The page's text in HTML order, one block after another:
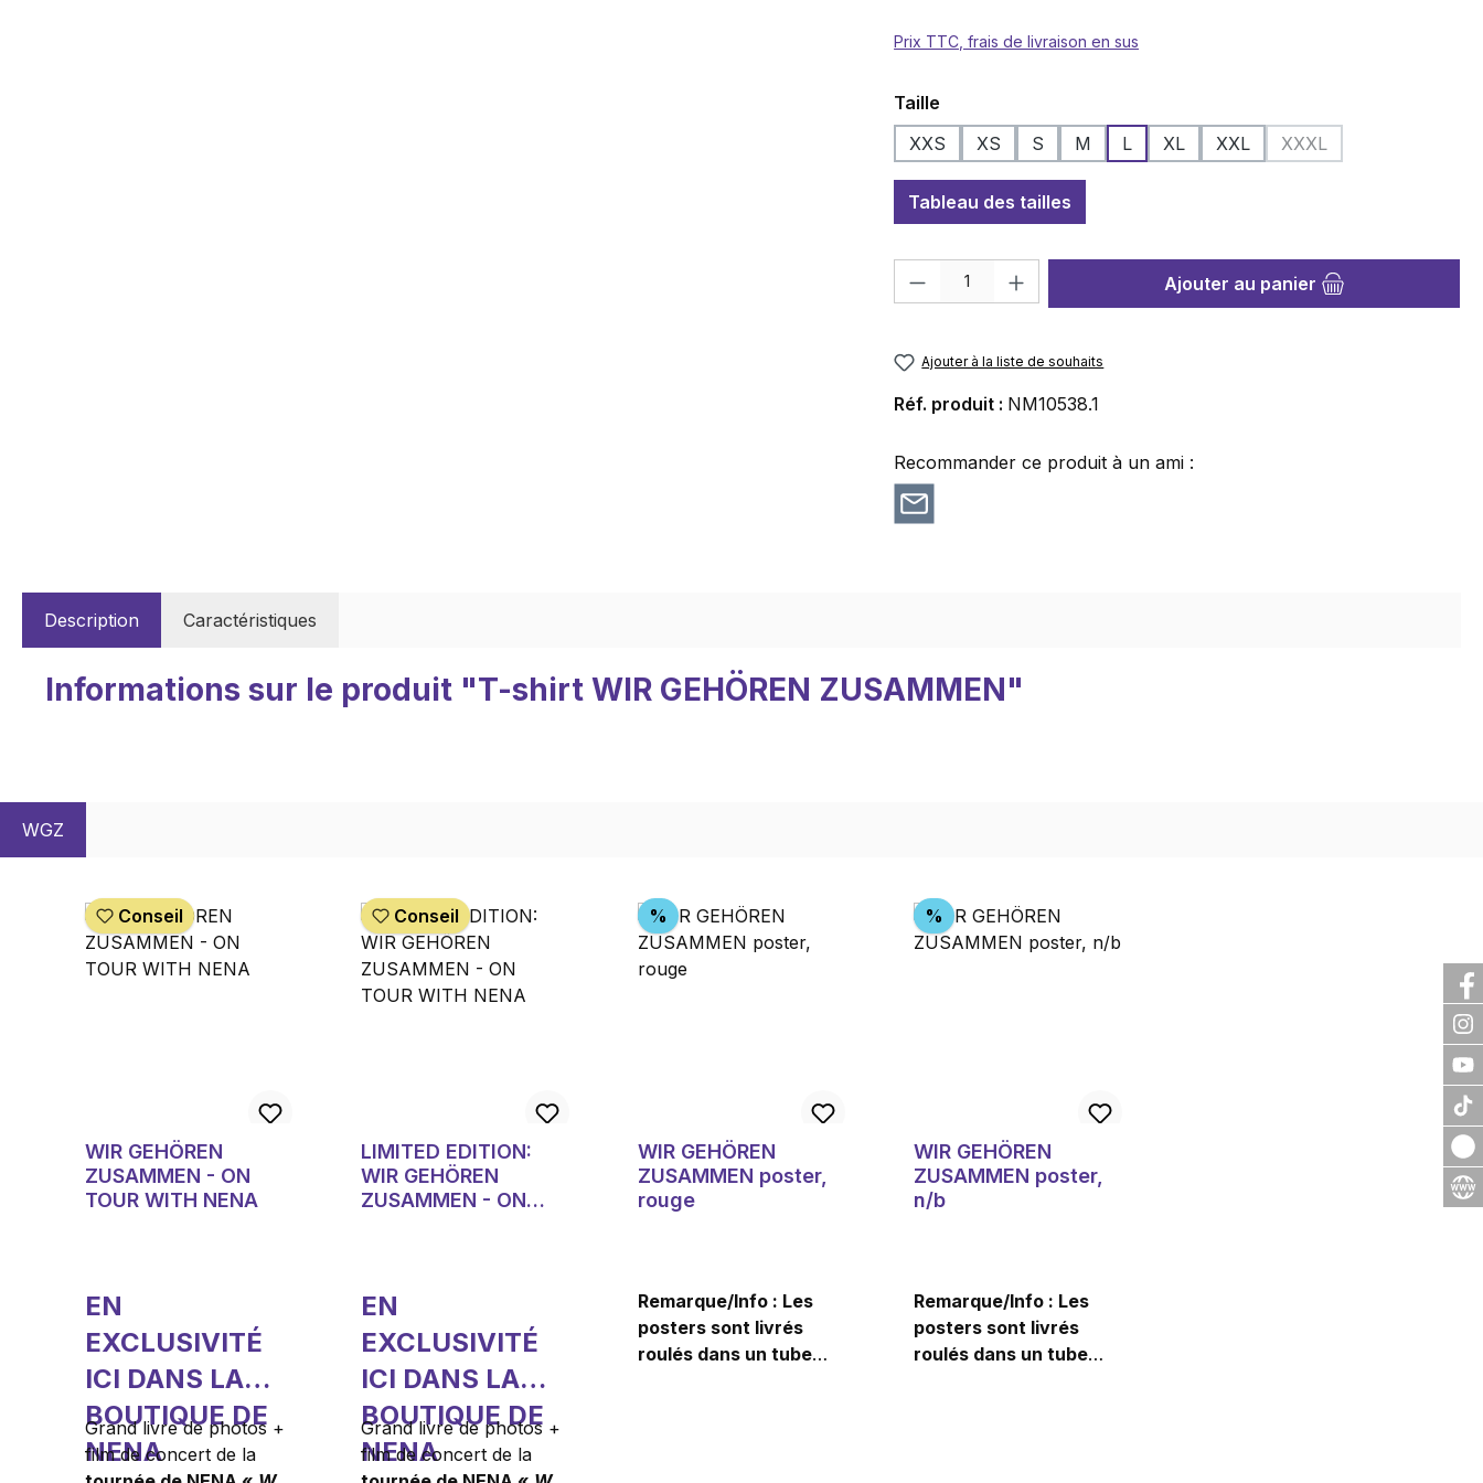
Prix TTC, frais de livraison en sus
Sélectionnez
Taille
XXS
XS S M L XL XXL XXXL
(Cette option n'est pas
Tableau des tailles
Quantité de produit : Entrez la quantité souhaitée ou utilisez les boutons pour
Ajouter au panier
Ajouter à la liste de souhaits
Réf. produit : NM10538.1
Recommander ce produit à un ami :
Description Caractéristiques
Informations sur le produit "T-shirt WIR GEHÖREN ZUSAMMEN"
WGZ
Ignorer la galerie de produits
Conseil
WIR GEHÖREN
ZUSAMMEN - ON
TOUR WITH NENA
EN
EXCLUSIVITÉ
ICI DANS LA
BOUTIQUE DE
NENA
Grand livre de photos +
film de concert de la
Conseil
LIMITED EDITION:
WIR GEHÖREN
ZUSAMMEN - ON
EN
EXCLUSIVITÉ
ICI DANS LA
BOUTIQUE DE
NENA
Grand livre de photos +
film de concert de la
% Réduction
WIR GEHÖREN
ZUSAMMEN poster,
rouge
Remarque/Info : Les
posters sont livrés
roulés dans un tube
% Réduction
WIR GEHÖREN
ZUSAMMEN poster,
n/b
Remarque/Info : Les
posters sont livrés
roulés dans un tube